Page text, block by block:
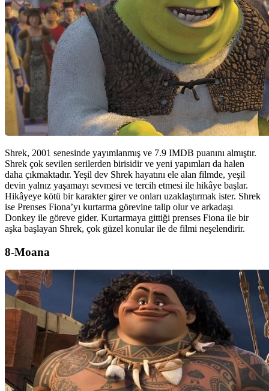
Shrek, 2001 senesinde yayımlanmış ve 7.9 IMDB puanını almıştır.
Shrek çok sevilen serilerden birisidir ve yeni yapımları da halen
daha çıkmaktadır. Yeşil dev Shrek hayatını ele alan filmde, yeşil
devin yalnız yaşamayı sevmesi ve tercih etmesi ile hikâye başlar.
Hikâyeye kötü bir karakter girer ve onları uzaklaştırmak ister. Shrek
ise Prenses Fiona’yı kurtarma görevine talip olur ve arkadaşı
Donkey ile göreve gider. Kurtarmaya gittiği prenses Fiona ile bir
aşka başlayan Shrek, çok güzel konular ile de filmi neşelendirir.
8-Moana